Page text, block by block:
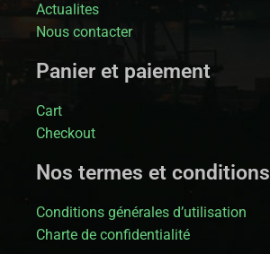
Actualites
Nous contacter
Panier et paiement
Cart
Checkout
Nos termes et conditions
Conditions générales d’utilisation
Charte de confidentialité